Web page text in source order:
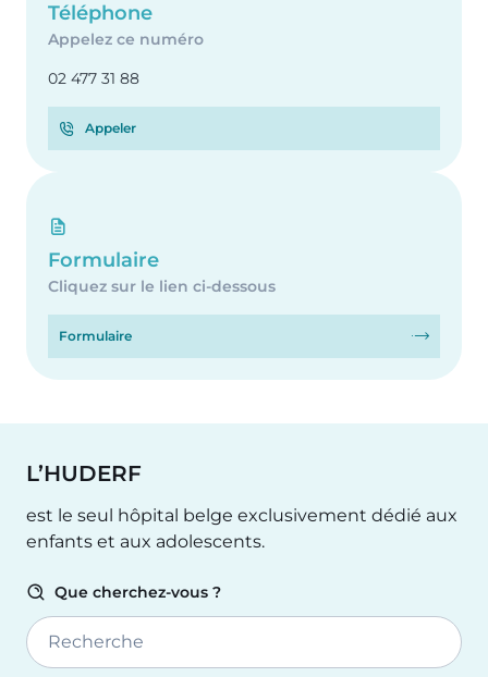
Téléphone
Appelez ce numéro
02 477 31 88
Appeler
Formulaire
Cliquez sur le lien ci-dessous
Formulaire
L’HUDERF
est le seul hôpital belge exclusivement dédié aux
enfants et aux adolescents.
Que cherchez-vous ?
Recherche